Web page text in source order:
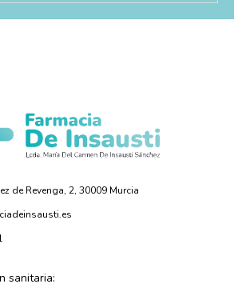
de Revenga, 2, 30009 Murcia
sanitaria: